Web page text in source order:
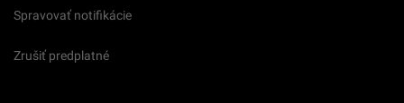
Spravovať notifikácie
Zrušiť predplatné